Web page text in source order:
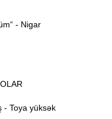
- Nigar
- Toya yüksək